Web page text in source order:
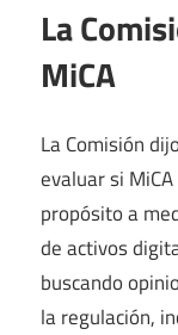
La
MiCA
La Comisión
evaluar si
propósito a
de activos
buscando
la regulación,